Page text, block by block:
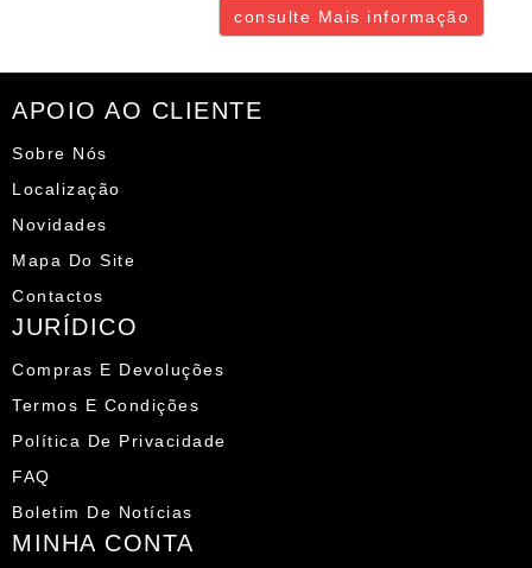
consulte Mais informação
APOIO AO CLIENTE
Sobre Nós
Localização
Novidades
Mapa Do Site
Contactos
JURÍDICO
Compras E Devoluções
Termos E Condições
Política De Privacidade
FAQ
Boletim De Notícias
MINHA CONTA